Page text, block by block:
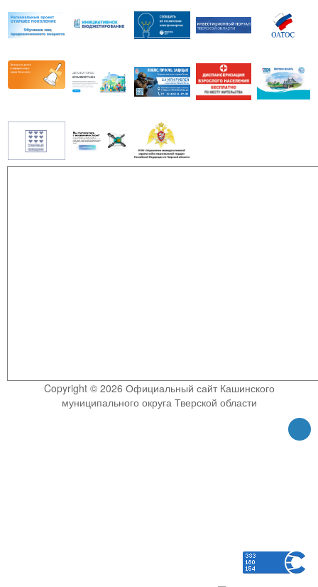
Copyright © 2026 Официальный сайт Кашинского
муниципального округа Тверской области